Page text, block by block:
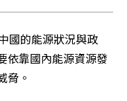
國的能源狀況與政
依靠國內能源資源發
脅。